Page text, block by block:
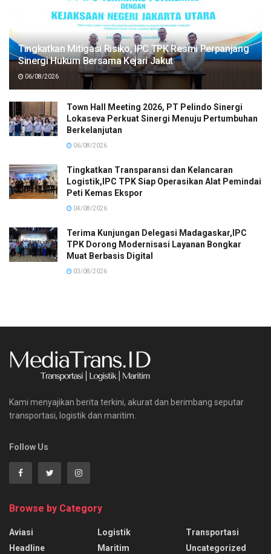
Tingkatkan Mitigasi Risiko, IPC TPK Resmi Perpanjang
Sinergi Hukum Bersama Kejari Jakut
06/08/2026
Town Hall Meeting 2026, PT Pelindo Sinergi
Lokaseva Perkuat Sinergi Menuju Pertumbuhan
Berkelanjutan
06/08/2026
Tingkatkan Transparansi dan Kelancaran
Logistik,IPC TPK Siap Operasikan Alat Pemindai
Peti Kemas Ekspor
04/08/2026
Terima Kunjungan Delegasi Madagaskar,IPC
TPK Dorong Modernisasi Layanan Bongkar
Muat Berbasis Digital
03/08/2026
Kami menyajikan berita terkini, akurat dan berimbang seputar
transportasi, logistik dan maritim.
Follow Us
Browse by Category
Aviasi
Headline
Logistik
Maritim
Transportasi
Uncategorized